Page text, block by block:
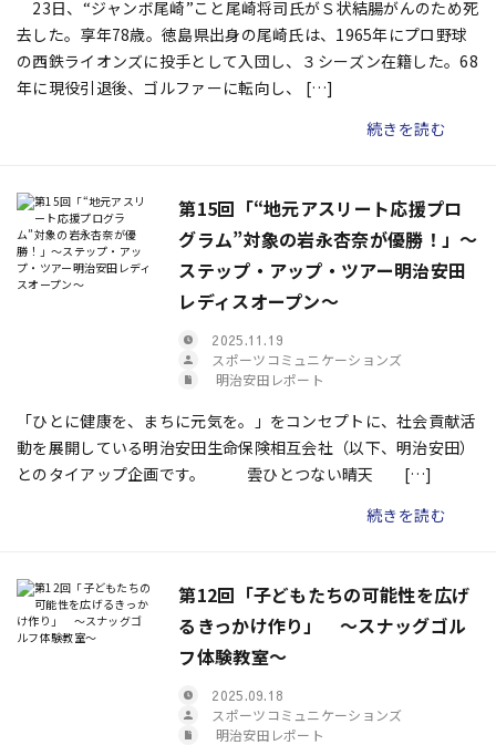
23日、“ジャンボ尾崎”こと尾崎将司氏がＳ状結腸がんのため死
去した。享年78歳。徳島県出身の尾崎氏は、1965年にプロ野球
の西鉄ライオンズに投手として入団し、３シーズン在籍した。68
年に現役引退後、ゴルファーに転向し、 […]
続きを読む
第15回「“地元アスリート応援プロ
グラム”対象の岩永杏奈が優勝！」～
ステップ・アップ・ツアー明治安田
レディスオープン～
2025.11.19
スポーツコミュニケーションズ
明治安田レポート
「ひとに健康を、まちに元気を。」をコンセプトに、社会貢献活
動を展開している明治安田生命保険相互会社（以下、明治安田）
とのタイアップ企画です。 雲ひとつない晴天 […]
続きを読む
第12回「子どもたちの可能性を広げ
るきっかけ作り」 ～スナッグゴル
フ体験教室～
2025.09.18
スポーツコミュニケーションズ
明治安田レポート